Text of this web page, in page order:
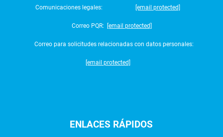
Comunicaciones legales: [email protected]
Correo PQR: [email protected]
Correo para solicitudes relacionadas con datos personales:
[email protected]
ENLACES RÁPIDOS